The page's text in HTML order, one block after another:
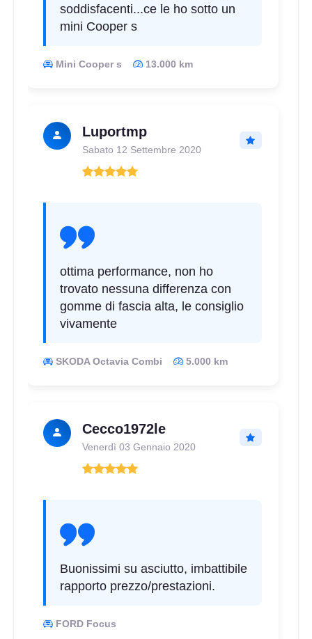
soddisfacenti...ce le ho sotto un
mini Cooper s
Mini Cooper s 13.000 km
Luportmp
Sabato 12 Settembre 2020
ottima performance, non ho
trovato nessuna differenza con
gomme di fascia alta, le consiglio
vivamente
SKODA Octavia Combi 5.000 km
Cecco1972le
Venerdì 03 Gennaio 2020
Buonissimi su asciutto, imbattibile
rapporto prezzo/prestazioni.
FORD Focus